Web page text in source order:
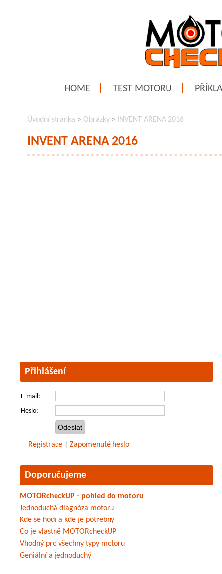
HOME TEST MOTORU
Úvodní stránka » Obrázky » INVENT ARENA 2016
INVENT ARENA 2016
Přihlášení
E-mail:
Heslo:
Registrace Zapomenuté heslo
Doporučujeme
MOTORcheckUP - pohled do motoru
Jednoduchá diagnóza motoru
Kde se hodí a kde je potřebný
Co je vlastně MOTORcheckUP
Vhodný pro všechny typy motoru
Geniální a jednoduchý